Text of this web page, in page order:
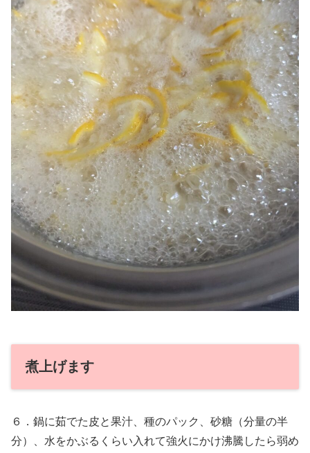
煮上げます
６．鍋に茹でた皮と果汁、種のパック、砂糖（分量の半
分）、水をかぶるくらい入れて強火にかけ沸騰したら弱め